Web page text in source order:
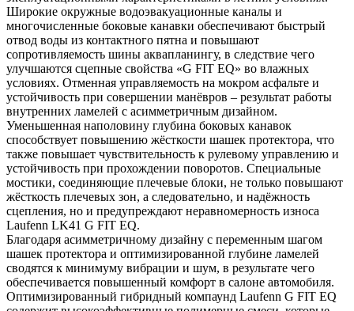
Широкие окружные водоэвакуационные каналы и
многочисленные боковые канавки обеспечивают быстрый
отвод воды из контактного пятна и повышают
сопротивляемость шины аквапланингу, в следствие чего
улучшаются сцепные свойства «G FIT EQ» во влажных
условиях. Отменная управляемость на мокром асфальте и
устойчивость при совершении манёвров – результат работы
внутренних ламелей с асимметричным дизайном.
Уменьшенная наполовину глубина боковых канавок
способствует повышению жёсткости шашек протектора, что
также повышает чувствительность к рулевому управлению и
устойчивость при прохождении поворотов. Специальные
мостики, соединяющие плечевые блоки, не только повышают
жёсткость плечевых зон, а следовательно, и надёжность
сцепления, но и предупреждают неравномерность износа
Laufenn LK41 G FIT EQ.
Благодаря асимметричному дизайну с переменным шагом
шашек протектора и оптимизированной глубине ламелей
сводятся к минимуму вибрации и шум, в результате чего
обеспечивается повышенный комфорт в салоне автомобиля.
Оптимизированный гибридный компаунд Laufenn G FIT EQ